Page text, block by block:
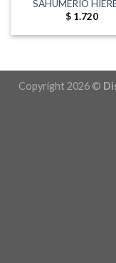
SAHUMERIO
$1.720
Copyright 2026 ©